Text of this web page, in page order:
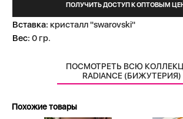
ПОЛУЧИТЬ ДОСТУП К ОПТОВЫМ
Вставка: кристалл "swarovski"
Вес: 0 гр.
ПОСМОТРЕТЬ ВСЮ
RADIANCE (БИЖУТЕРИЯ)
Похожие товары